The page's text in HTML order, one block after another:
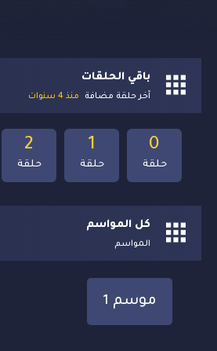
باقي الحلقات
آخر حلقة مضافة منذ 4 سنوات
2
حلقة
1
حلقة
0
حلقة
كل المواسم
المواسم
موسم 1